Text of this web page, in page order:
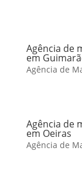
Agência de
em
Agência de
Agência de
em Oeiras
Agência de